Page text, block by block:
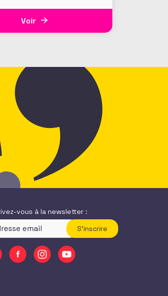
2020 (perte estimée à 90
Voir
vous à la newsletter :
S'inscrire